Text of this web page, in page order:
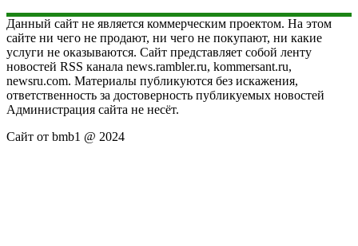
Данный сайт не является коммерческим проектом. На этом
сайте ни чего не продают, ни чего не покупают, ни какие
услуги не оказываются. Сайт представляет собой ленту
новостей RSS канала news.rambler.ru, kommersant.ru,
newsru.com. Материалы публикуются без искажения,
ответственность за достоверность публикуемых новостей
Администрация сайта не несёт.
Сайт от bmb1 @ 2024